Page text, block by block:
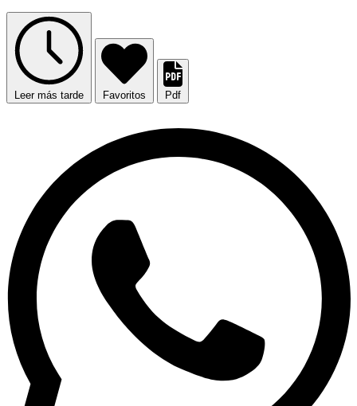
Leer más tarde Favoritos Pdf